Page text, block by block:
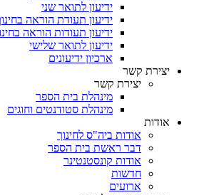
ידיעון לתואר שני
ידיעון תעודת הוראה
ידיעון תעודות הוראה
ידיעון לתואר שלישי
ארכיון ידיעונים
יצירת קשר
יצירת קשר
מינהלת בית הספר
מינהלת סטודנטים וחוגים
אודות
אודות ביה"ס לחינוך
דבר ראשת בית הספר
אודות קונסטנטינר
חדשות
ארועים